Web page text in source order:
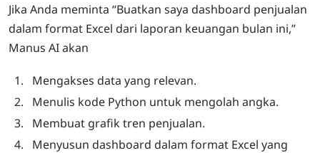
Jika Anda meminta “Buatkan saya dashboard penjualan
dalam format Excel dari laporan keuangan bulan ini,”
Manus AI akan
Mengakses data yang relevan.
Menulis kode Python untuk mengolah angka.
Membuat grafik tren penjualan.
Menyusun dashboard dalam format Excel yang